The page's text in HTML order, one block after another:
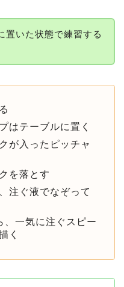
置いた状態で練習する
はテーブルに置く
が入ったピッチャ
を落とす
注ぐ液でなぞって
、一気に注ぐスピー
く